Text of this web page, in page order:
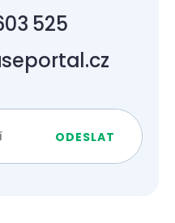
525